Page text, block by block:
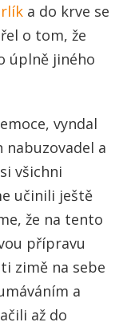
a do krve se
o tom, že
úplně jiného
vyndal
a
všichni
učinili ještě
že na tento
přípravu
zimě na sebe
a
až do